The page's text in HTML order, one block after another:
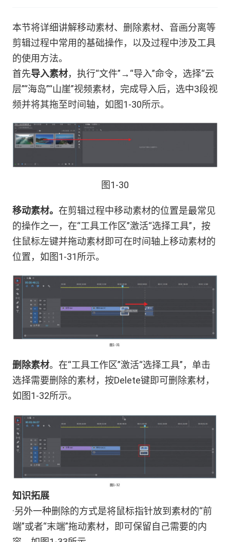
本节将详细讲解移动素材、删除素材、音画分离等
剪辑过程中常用的基础操作，以及过程中涉及工具
的使用方法。
首先导入素材，执行“文件”→“导入”命令，选择“云
层”“海岛”“山崖”视频素材，完成导入后，选中3段视
频并将其拖至时间轴，如图1-30所示。
图1-30
移动素材。 在剪辑过程中移动素材的位置是最常见
的操作之一，在“工具工作区”激活“选择工具”，按
住鼠标左键并拖动素材即可在时间轴上移动素材的
位置，如图1-31所示。
删除素材。在“工具工作区”激活“选择工具”，单击
选择需要删除的素材，按Delete键即可删除素材，
如图1-32所示。
知识拓展
·另外一种删除的方式是将鼠标指针放到素材的“前
端”或者“末端”拖动素材，即可保留自己需要的内